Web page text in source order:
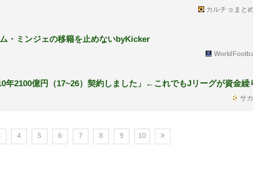
カルチョまと
・ミンジェの移籍を止めないbyKicker
年2100億円（17~26）契約しました」←これでもJリーグが資金繰
サ
4 5 6 7 8 9 10